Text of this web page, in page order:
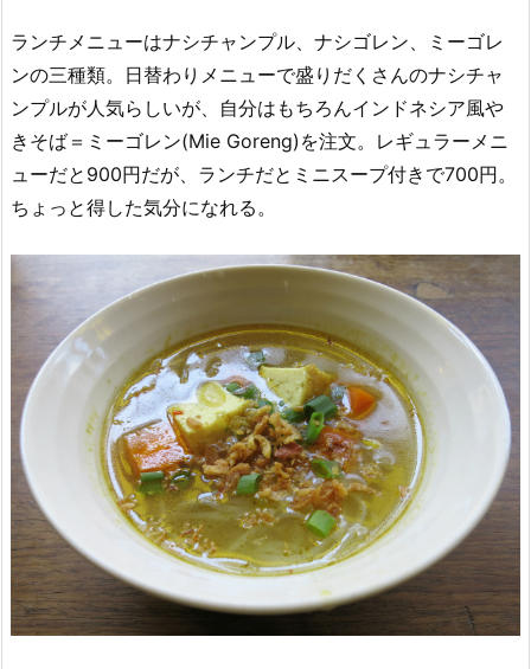
ランチメニューはナシチャンプル、ナシゴレン、ミーゴレ
ンの三種類。日替わりメニューで盛りだくさんのナシチャ
ンプルが人気らしいが、自分はもちろんインドネシア風や
きそば＝ミーゴレン(Mie Goreng)を注文。レギュラーメニ
ューだと900円だが、ランチだとミニスープ付きで700円。
ちょっと得した気分になれる。